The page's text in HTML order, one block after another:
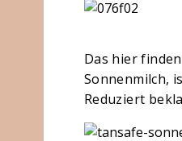
Das hier
Sonnenmilch,
Reduziert